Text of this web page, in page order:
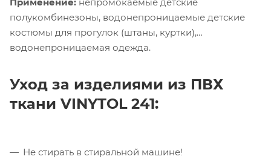
полукомбинезоны, водонепроницаемые детские
костюмы для прогулок (штаны, куртки),
водонепроницаемая одежда.
Уход за изделиями из ПВХ
ткани VINYTOL 241:
Не стирать в стиральной машине!
Компания «Торговый Дом Технический